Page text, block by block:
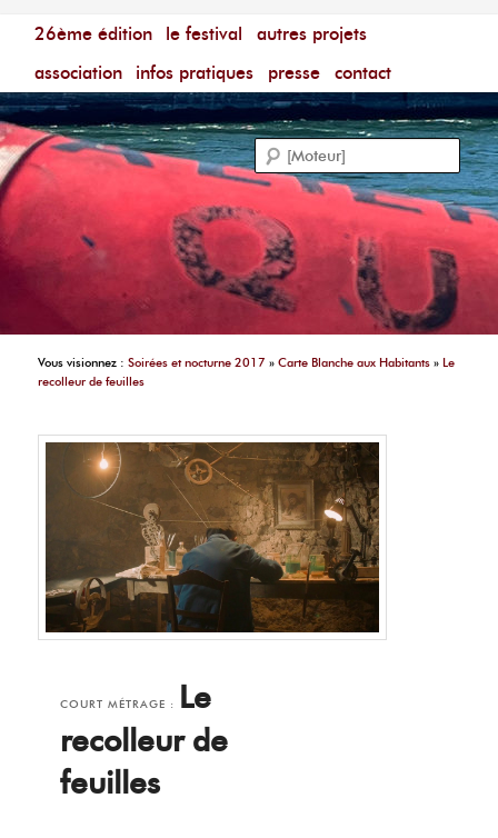
Menu principal
aller au contenu principal
aller au contenu secondaire
26ème édition le festival
autres projets
association
infos pratiques presse contact
Festival du Film Court Francophone – [Un poing c'est
Vous visionnez :Soirées et nocturne 2017 »Carte Blanche aux Habitants »Le
recolleur de feuilles
COURT MÉTRAGE :
Le
recolleur de
feuilles